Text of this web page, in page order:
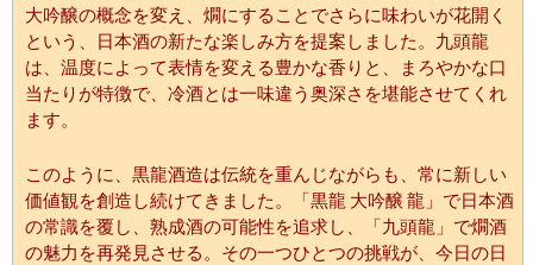
大吟醸の概念を変え、燗にすることでさらに味わいが花開く
という、日本酒の新たな楽しみ方を提案しました。九頭龍
は、温度によって表情を変える豊かな香りと、まろやかな口
当たりが特徴で、冷酒とは一味違う奥深さを堪能させてくれ
ます。
このように、黒龍酒造は伝統を重んじながらも、常に新しい
価値観を創造し続けてきました。「黒龍 大吟醸 龍」で日本酒
の常識を覆し、熟成酒の可能性を追求し、「九頭龍」で燗酒
の魅力を再発見させる。その一つひとつの挑戦が、今日の日